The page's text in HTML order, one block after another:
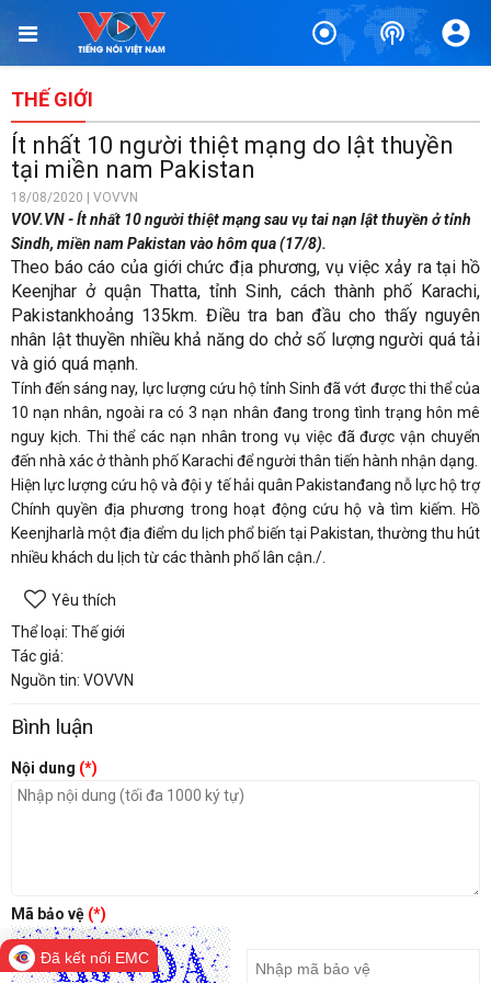
THẾ GIỚI
Ít nhất 10 người thiệt mạng do lật thuyền
tại miền nam Pakistan
18/08/2020 | VOVVN
VOV.VN - Ít nhất 10 người thiệt mạng sau vụ tai nạn lật thuyền ở tỉnh
Sindh, miền nam Pakistan vào hôm qua (17/8).
Theo báo cáo của giới chức địa phương, vụ việc xảy ra tại hồ
Keenjhar ở quận Thatta, tỉnh Sinh, cách thành phố Karachi,
Pakistankhoảng 135km. Điều tra ban đầu cho thấy nguyên
nhân lật thuyền nhiều khả năng do chở số lượng người quá tải
và gió quá mạnh.
Tính đến sáng nay, lực lượng cứu hộ tỉnh Sinh đã vớt được thi thể của
10 nạn nhân, ngoài ra có 3 nạn nhân đang trong tình trạng hôn mê
nguy kịch. Thi thể các nạn nhân trong vụ việc đã được vận chuyển
đến nhà xác ở thành phố Karachi để người thân tiến hành nhận dạng.
Hiện lực lượng cứu hộ và đội y tế hải quân Pakistanđang nỗ lực hộ trợ
Chính quyền địa phương trong hoạt động cứu hộ và tìm kiếm. Hồ
Keenjharlà một địa điểm du lịch phổ biến tại Pakistan, thường thu hút
nhiều khách du lịch từ các thành phố lân cận./.
Yêu thích
Thể loại: Thế giới
Tác giả:
Nguồn tin: VOVVN
Bình luận
Nội dung (*)
Mã bảo vệ (*)
Đã kết nối EMC